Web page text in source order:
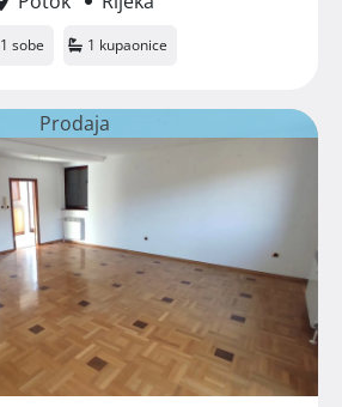
1 sobe 1 kupaonice
Prodaja